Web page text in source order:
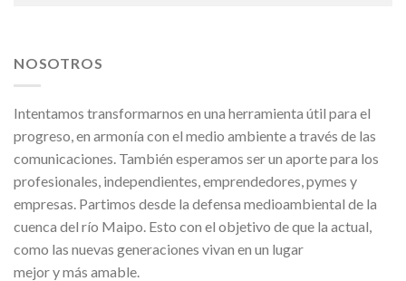
NOSOTROS
Intentamos transformarnos en una herramienta útil para el
progreso, en armonía con el medio ambiente a través de las
comunicaciones. También esperamos ser un aporte para los
profesionales, independientes, emprendedores, pymes y
empresas. Partimos desde la defensa medioambiental de la
cuenca del río Maipo. Esto con el objetivo de que la actual,
como las nuevas generaciones vivan en un lugar
mejor y más amable.